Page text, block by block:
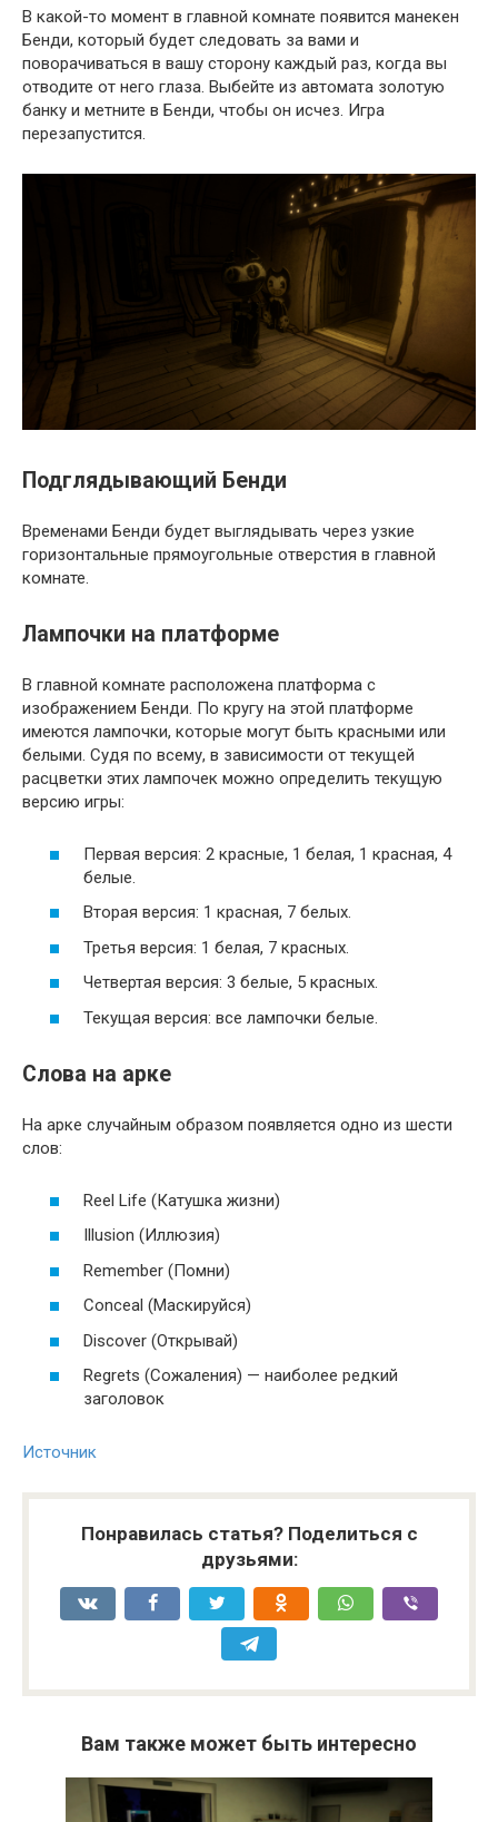
В какой-то момент в главной комнате появится манекен
Бенди, который будет следовать за вами и
поворачиваться в вашу сторону каждый раз, когда вы
отводите от него глаза. Выбейте из автомата золотую
банку и метните в Бенди, чтобы он исчез. Игра
перезапустится.
Подглядывающий Бенди
Временами Бенди будет выглядывать через узкие
горизонтальные прямоугольные отверстия в главной
комнате.
Лампочки на платформе
В главной комнате расположена платформа с
изображением Бенди. По кругу на этой платформе
имеются лампочки, которые могут быть красными или
белыми. Судя по всему, в зависимости от текущей
расцветки этих лампочек можно определить текущую
версию игры:
Первая версия: 2 красные, 1 белая, 1 красная, 4
белые.
Вторая версия: 1 красная, 7 белых.
Третья версия: 1 белая, 7 красных.
Четвертая версия: 3 белые, 5 красных.
Текущая версия: все лампочки белые.
Слова на арке
На арке случайным образом появляется одно из шести
слов:
Reel Life (Катушка жизни)
Illusion (Иллюзия)
Remember (Помни)
Conceal (Маскируйся)
Discover (Открывай)
Regrets (Сожаления) — наиболее редкий
заголовок
Источник
Понравилась статья? Поделиться с
друзьями:
Вам также может быть интересно